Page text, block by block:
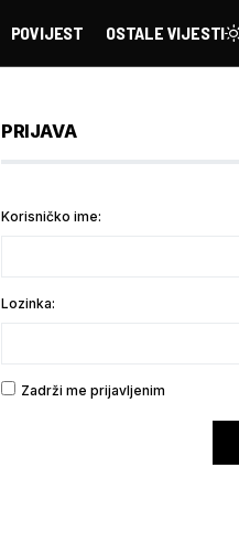
POVIJEST OSTALE VIJESTI
PRIJAVA
Korisničko ime:
Lozinka:
Zadrži me prijavljenim